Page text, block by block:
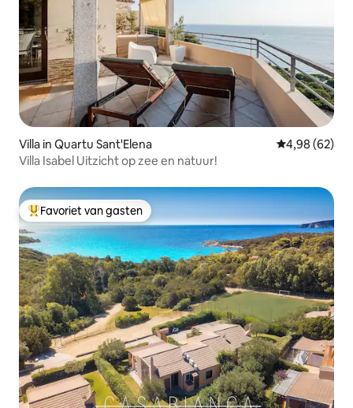
Villa in Quartu Sant'Elena Gemiddelde
4,98 (62)
Villa Isabel Uitzicht op zee en natuur!
Topfavoriet van gasten
Favoriet van gasten